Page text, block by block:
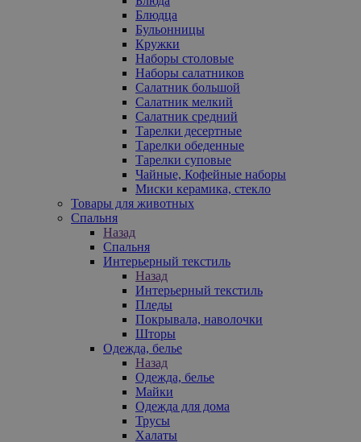
Блюдца
Бульонницы
Кружки
Наборы столовые
Наборы салатников
Салатник большой
Салатник мелкий
Салатник средний
Тарелки десертные
Тарелки обеденные
Тарелки суповые
Чайные, Кофейные наборы
Миски керамика, стекло
Товары для животных
Спальня
Назад
Спальня
Интерьерный текстиль
Назад
Интерьерный текстиль
Пледы
Покрывала, наволочки
Шторы
Одежда, белье
Назад
Одежда, белье
Майки
Одежда для дома
Трусы
Халаты